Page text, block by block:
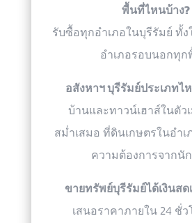
พื้นที่ไหนบ้าง?
รับซื้อทุกอำเภอในบุรีรัมย์ ทั้ง
อำเภอรอบนอกทุ
อสังหาฯ บุรีรัมย์ประเภทไ
บ้านและทาวน์เฮาส์ในตัว
สม่ำเสมอ ที่ดินเกษตรในอำ
ความต้องการจากนั
ขายทรัพย์บุรีรัมย์ได้เงินส
เสนอราคาภายใน 24 ชั่